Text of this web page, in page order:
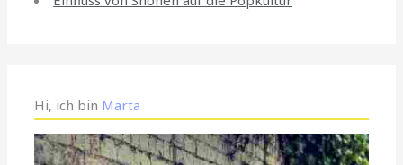
Hi, ich bin Marta